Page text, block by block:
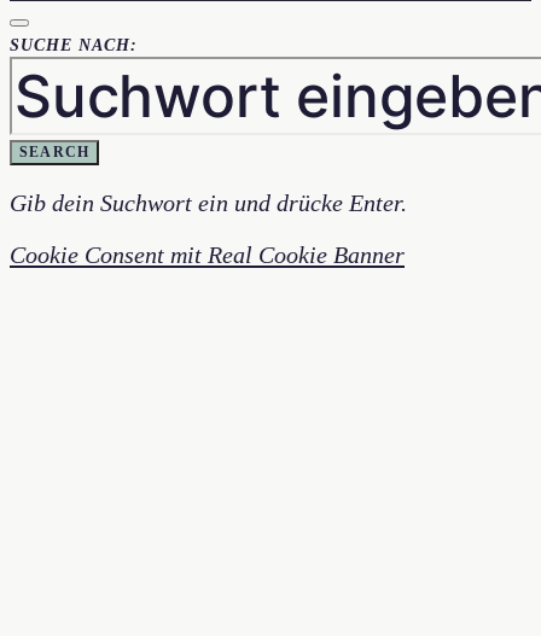
SUCHE NACH:
SEARCH
Gib dein Suchwort ein und drücke Enter.
Cookie Consent mit Real Cookie Banner